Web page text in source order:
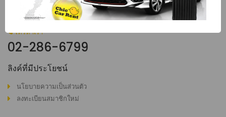
stand out for their quality.
โทรหาเรา
02-286-6799
ลิงค์ที่มีประโยชน์
นโยบายความเป็นส่วนตัว
ลงทะเบียนสมาชิกใหม่